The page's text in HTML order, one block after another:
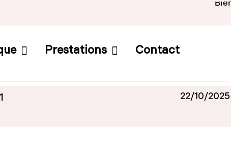
Prestations Contact
22/10/2025